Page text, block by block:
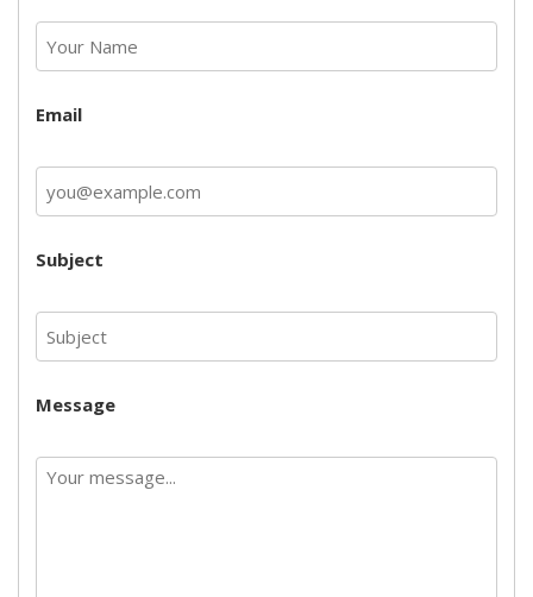
Email
Subject
Message